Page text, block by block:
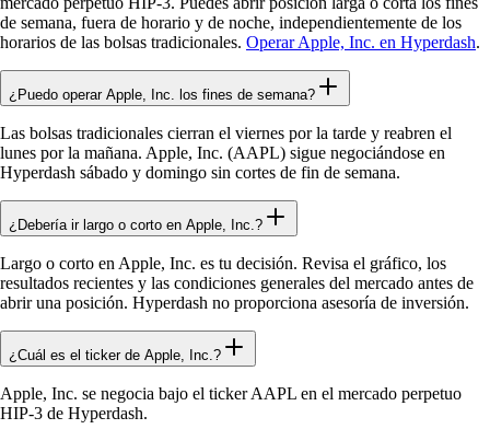
de semana, fuera de horario y de noche, independientemente de los
horarios de las bolsas tradicionales. Operar Apple, Inc. en Hyperdash.
¿Puedo operar Apple, Inc. los fines de semana?
Las bolsas tradicionales cierran el viernes por la tarde y reabren el
lunes por la mañana. Apple, Inc. (AAPL) sigue negociándose en
Hyperdash sábado y domingo sin cortes de fin de semana.
¿Debería ir largo o corto en Apple, Inc.?
Largo o corto en Apple, Inc. es tu decisión. Revisa el gráfico, los
resultados recientes y las condiciones generales del mercado antes de
abrir una posición. Hyperdash no proporciona asesoría de inversión.
¿Cuál es el ticker de Apple, Inc.?
Apple, Inc. se negocia bajo el ticker AAPL en el mercado perpetuo
HIP-3 de Hyperdash.